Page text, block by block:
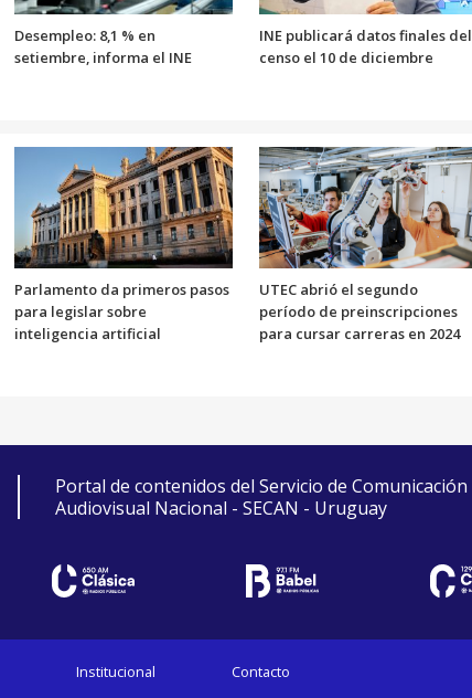
Desempleo: 8,1 % en
setiembre, informa el INE
INE publicará datos finales del
censo el 10 de diciembre
Parlamento da primeros pasos
para legislar sobre
inteligencia artificial
UTEC abrió el segundo
período de preinscripciones
para cursar carreras en 2024
Portal de contenidos del Servicio de Comunicación
Audiovisual Nacional - SECAN - Uruguay
Institucional Contacto